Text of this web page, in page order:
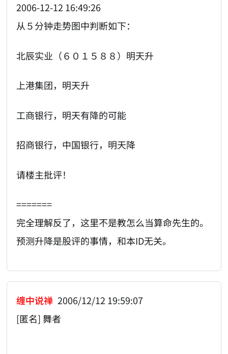
2006-12-12 16:49:26
从５分钟走势图中判断如下：
北辰实业（６０１５８８）明天升
上港集团，明天升
工商银行，明天有降的可能
招商银行，中国银行，明天降
请楼主批评！
=======
完全理解反了，这里不是教怎么当算命先生的。
预测升降是股评的事情，和本ID无关。
缠中说禅 2006/12/12 19:59:07
[匿名] 舞者